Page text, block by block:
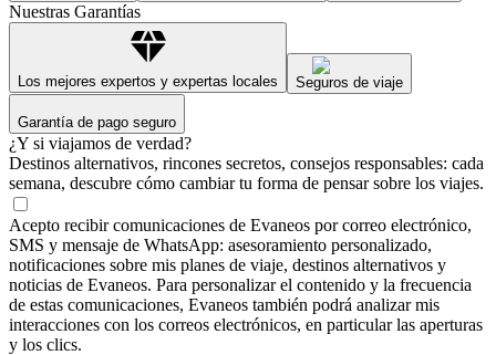
Nuestras Garantías
Los mejores expertos y expertas locales Seguros de viaje
Garantía de pago seguro
¿Y si viajamos de verdad?
Destinos alternativos, rincones secretos, consejos responsables: cada
semana, descubre cómo cambiar tu forma de pensar sobre los viajes.
Acepto recibir comunicaciones de Evaneos por correo electrónico,
SMS y mensaje de WhatsApp: asesoramiento personalizado,
notificaciones sobre mis planes de viaje, destinos alternativos y
noticias de Evaneos. Para personalizar el contenido y la frecuencia
de estas comunicaciones, Evaneos también podrá analizar mis
interacciones con los correos electrónicos, en particular las aperturas
y los clics.